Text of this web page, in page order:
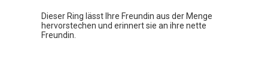
Dieser Ring lässt Ihre Freundin aus der Menge
hervorstechen und erinnert sie an ihre nette
Freundin.